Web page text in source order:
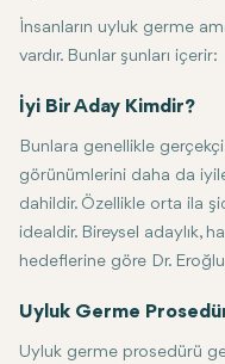
İnsanların uyluk germe
vardır. Bunlar şunları içerir:
Yaşlanma: Yaşla birlikte
Kilo Kaybı: Aşırı kilo
Rahatlık: Sürtünme
İyi Bir Aday Kimdir?
Bunlara genellikle
görünümlerini daha da
dahildir. Özellikle orta ila
idealdir. Bireysel adaylık,
hedeflerine göre Dr.
Uyluk Germe
Uyluk germe prosedürü